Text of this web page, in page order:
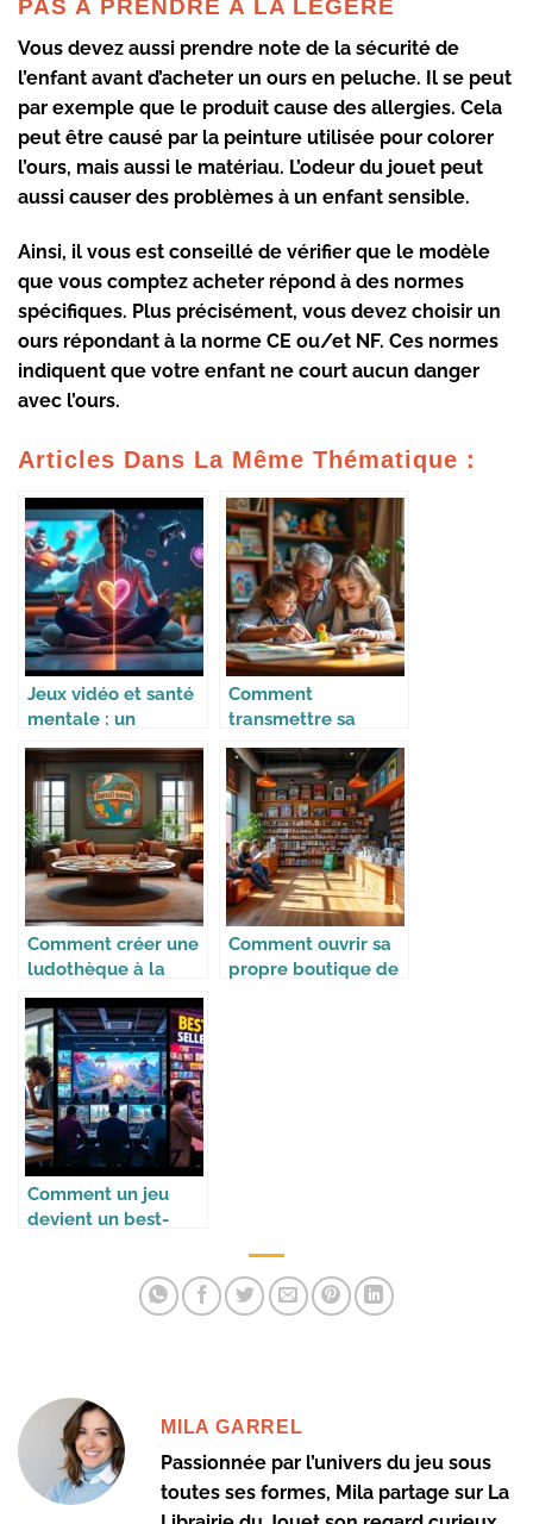
PAS À PRENDRE À LA LÉGÈRE
Vous devez aussi prendre note de la sécurité de
l’enfant avant d’acheter un ours en peluche. Il se peut
par exemple que le produit cause des allergies. Cela
peut être causé par la peinture utilisée pour colorer
l’ours, mais aussi le matériau. L’odeur du jouet peut
aussi causer des problèmes à un enfant sensible.
Ainsi, il vous est conseillé de vérifier que le modèle
que vous comptez acheter répond à des normes
spécifiques. Plus précisément, vous devez choisir un
ours répondant à la norme CE ou/et NF. Ces normes
indiquent que votre enfant ne court aucun danger
avec l’ours.
Articles Dans La Même Thématique :
Jeux vidéo et santé
mentale : un
équilibre à trouver
Comment
transmettre sa
collection à ses
enfants
Comment créer une
ludothèque à la
maison
Comment ouvrir sa
propre boutique de
Comment un jeu
devient un best-
MILA GARREL
Passionnée par l’univers du jeu sous
toutes ses formes, Mila partage sur La